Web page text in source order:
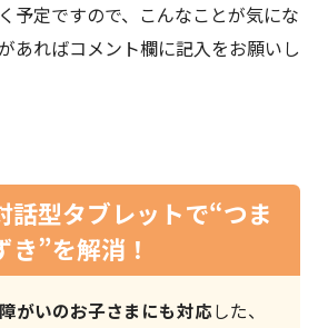
予定ですので、こんなことが気にな
あればコメント欄に記入をお願いし
話型タブレットで“つま
き”を解消！
がいのお子さまにも対応した、